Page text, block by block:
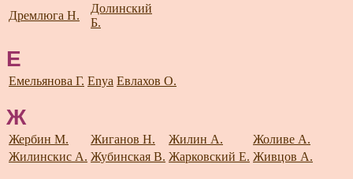
Дремлюга Н.
Долинский
Б.
Е
Емельянова Г. Enya Евлахов О.
Ж
Жербин М. Жиганов Н. Жилин А.
Жоливе А.
Жилинскис А. Жубинская В. Жарковский Е. Живцов А.